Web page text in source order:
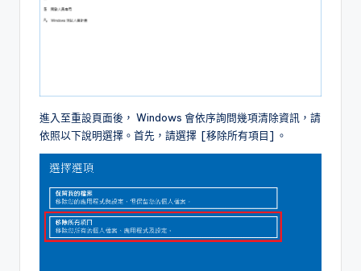
進入至重設頁面後， Windows 會依序詢問幾項清除資訊，請
依照以下說明選擇。首先，請選擇 [移除所有項目] 。